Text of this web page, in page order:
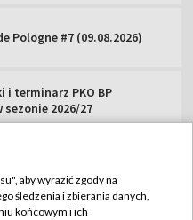
Pologne #7 (09.08.2026)
i terminarz PKO BP
2026/27
aby wyrazić zgody na
śledzenia i zbierania danych,
końcowym i ich